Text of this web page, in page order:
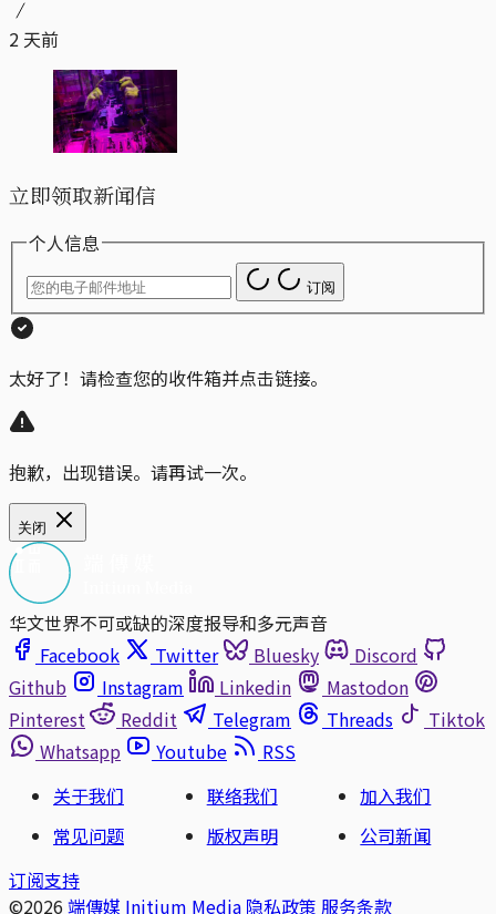
2 天前
立即领取新闻信
个人信息
订阅
太好了！请检查您的收件箱并点击链接。
抱歉，出现错误。请再试一次。
关闭
华文世界不可或缺的深度报导和多元声音
Facebook
Twitter Bluesky
Discord
Github
Instagram Linkedin
Mastodon
Pinterest
Reddit Telegram Threads
Tiktok
Whatsapp
Youtube
RSS
关于我们
联络我们
加入我们
常见问题
版权声明
公司新闻
订阅支持
©2026 端傳媒 Initium Media 隐私政策 服务条款